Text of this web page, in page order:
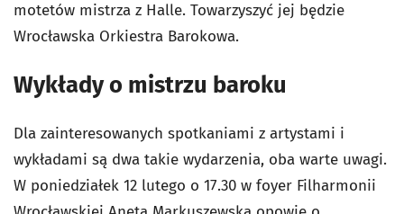
motetów mistrza z Halle. Towarzyszyć jej będzie
Wrocławska Orkiestra Barokowa.
Wykłady o mistrzu baroku
Dla zainteresowanych spotkaniami z artystami i
wykładami są dwa takie wydarzenia, oba warte uwagi.
W poniedziałek 12 lutego o 17.30 w foyer Filharmonii